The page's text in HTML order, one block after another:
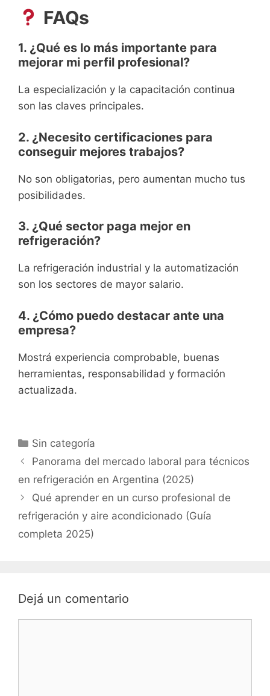
FAQs
1. ¿Qué es lo más importante para
mejorar mi perfil profesional?
La especialización y la capacitación continua
son las claves principales.
2. ¿Necesito certificaciones para
conseguir mejores trabajos?
No son obligatorias, pero aumentan mucho tus
posibilidades.
3. ¿Qué sector paga mejor en
refrigeración?
La refrigeración industrial y la automatización
son los sectores de mayor salario.
4. ¿Cómo puedo destacar ante una
empresa?
Mostrá experiencia comprobable, buenas
herramientas, responsabilidad y formación
actualizada.
Categorías
Sin categoría
Panorama del mercado laboral para técnicos
en refrigeración en Argentina (2025)
Qué aprender en un curso profesional de
refrigeración y aire acondicionado (Guía
completa 2025)
Dejá un comentario